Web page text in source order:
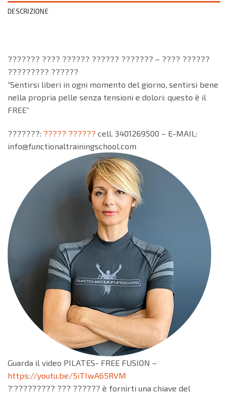
DESCRIZIONE
??????? ???? ?????? ?????? ??????? – ???? ??????
????????? ??????
“Sentirsi liberi in ogni momento del giorno, sentirsi bene
nella propria pelle senza tensioni e dolori: questo è il
FREE”
???????: ????? ?????? cell. 3401269500 – E-MAIL:
info@functionaltrainingschool.com
Guarda il video PILATES- FREE FUSION –
https://youtu.be/5iTIwA65RVM
?’????????? ??? ?????? è fornirti una chiave del